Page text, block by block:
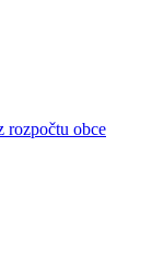
rozpočtu obce